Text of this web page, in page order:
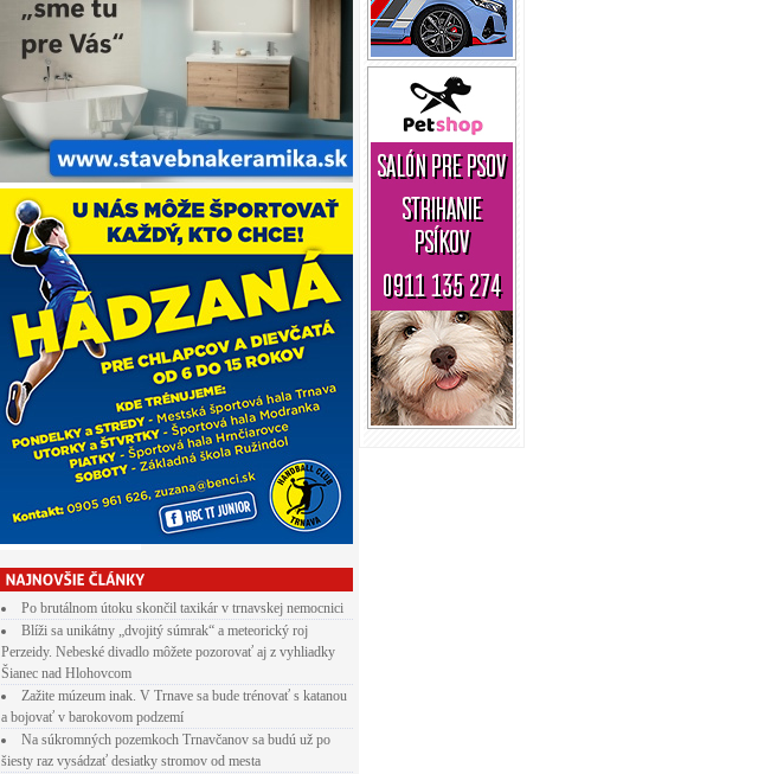
Po brutálnom útoku skončil taxikár v trnavskej nemocnici
Blíži sa unikátny „dvojitý súmrak“ a meteorický roj
Perzeidy. Nebeské divadlo môžete pozorovať aj z vyhliadky
Šianec nad Hlohovcom
Zažite múzeum inak. V Trnave sa bude trénovať s katanou
a bojovať v barokovom podzemí
Na súkromných pozemkoch Trnavčanov sa budú už po
šiesty raz vysádzať desiatky stromov od mesta